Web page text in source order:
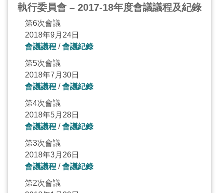
執行委員會 – 2017-18年度會議議程及紀錄
第6次會議
2018年9月24日
會議議程 /會議紀錄
第5次會議
2018年7月30日
會議議程 /會議紀錄
第4次會議
2018年5月28日
會議議程 /會議紀錄
第3次會議
2018年3月26日
會議議程 /會議紀錄
第2次會議